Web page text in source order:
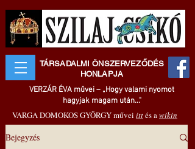
TÁRSADALMI ÖNSZERVEZŐDÉS
HONLAPJA
VERZÁR ÉVA művei – „Hogy valami nyomot
hagyjak magam után..."
VARGA DOMOKOS GYÖRGY művei ittés awikin
Bejegyzés